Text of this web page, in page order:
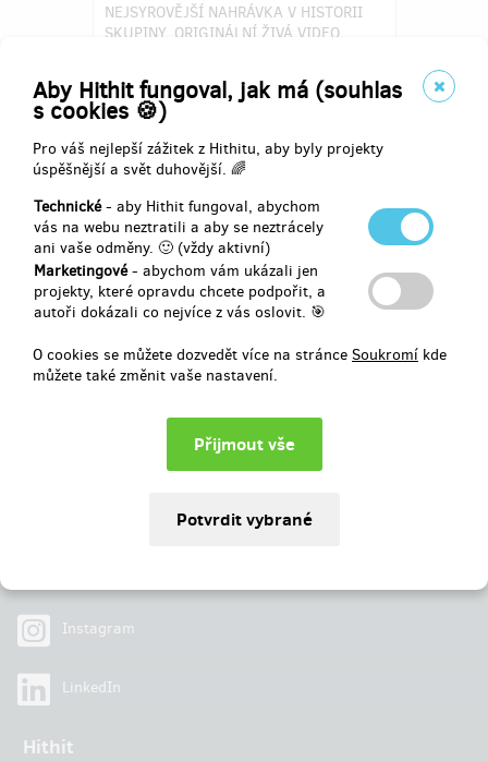
Aby Hithit fungoval, jak má (souhlas
s cookies 🍪)
Pro váš nejlepší zážitek z Hithitu, aby byly projekty
úspěšnější a svět duhovější. 🌈
Technické- aby Hithit fungoval, abychom
vás na webu neztratili a aby se neztrácely
ani vaše odměny. 🙂 (vždy aktivní)
Marketingové- abychom vám ukázali jen
projekty, které opravdu chcete podpořit, a
autoři dokázali co nejvíce z vás oslovit. 🎯
O cookies se můžete dozvedět více na stránce Soukromí kde
můžete také změnit vaše nastavení.
NEJSYROVĚJŠÍ NAHRÁVKA V HISTORII
SKUPINY. ORIGINÁLNÍ ŽIVÁ VIDEO
Vybráno
262 055 Kčz200 000 Kč
131% Úspěšně dokončený
Instagram
LinkedIn
Hithit